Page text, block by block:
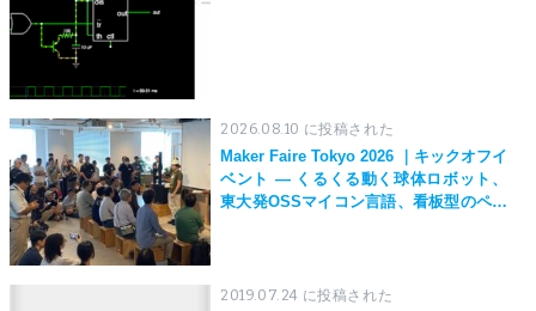
2026.08.10 に投稿された
Maker Faire Tokyo 2026 ｜キックオフイ
ベント — くるくる動く球体ロボット、
東大発OSSマイコン言語、看板型のペン
イベント開催
2019.07.24 に投稿された